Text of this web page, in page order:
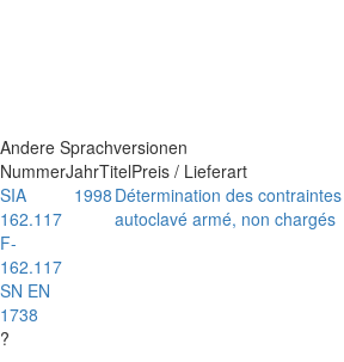
Andere Sprachversionen
NummerJahrTitelPreis / Lieferart
SIA
162.117
F-
162.117
SN EN
1738
?
1998 Détermination des
autoclavé armé, non chargés